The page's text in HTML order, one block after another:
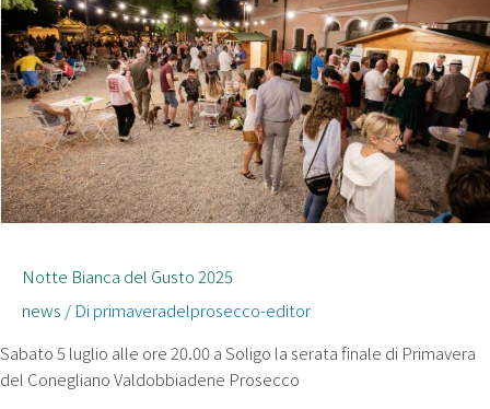
Notte Bianca del Gusto 2025
news / Di primaveradelprosecco-editor
Sabato 5 luglio alle ore 20.00 a Soligo la serata finale di Primavera
del Conegliano Valdobbiadene Prosecco